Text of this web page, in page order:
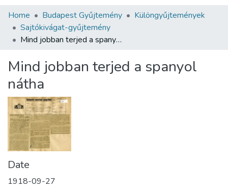
Communities & Collections
All of DSpace
About us
Home Budapest Gyűjtemény
Különgyűjtemények
Sajtókivágat-gyűjtemény
Mind jobban terjed a spanyol nátha
Mind jobban terjed a spanyol
nátha
Date
1918-09-27